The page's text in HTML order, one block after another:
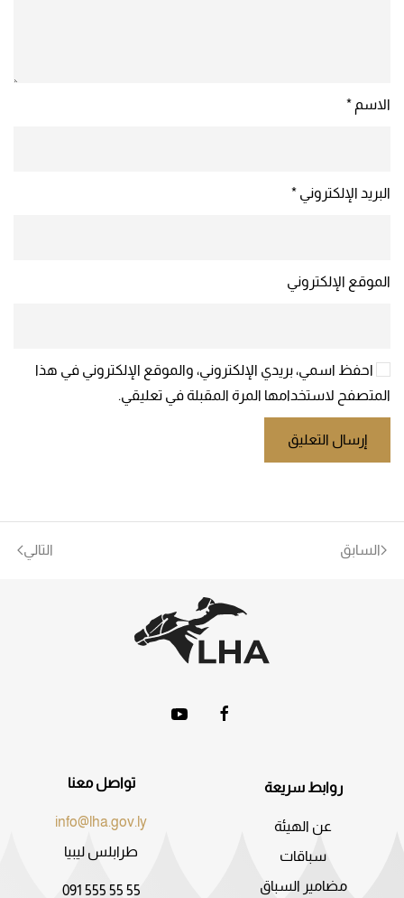
الاسم *
البريد الإلكتروني *
الموقع الإلكتروني
احفظ اسمي، بريدي الإلكتروني، والموقع الإلكتروني في هذا
المتصفح لاستخدامها المرة المقبلة في تعليقي.
إرسال التعليق
السابق التالي
روابط سريعة
عن الهيئة
سباقات
مضامير السباق
تواصل معنا
info@lha.gov.ly
طرابلس ليبيا
091 555 55 55